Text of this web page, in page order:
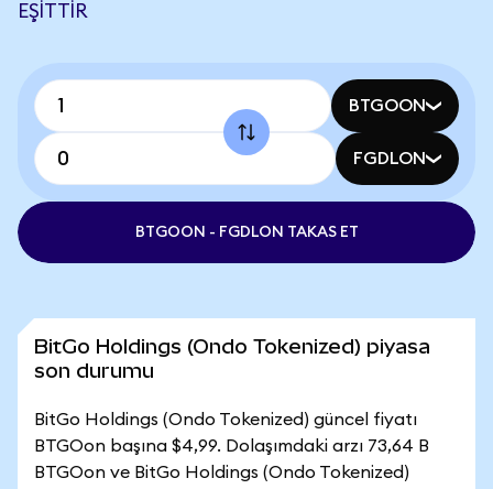
EŞITTIR
BTGOON
FGDLON
BTGOON - FGDLON TAKAS ET
BitGo Holdings (Ondo Tokenized) piyasa
son durumu
BitGo Holdings (Ondo Tokenized) güncel fiyatı
BTGOon başına $4,99. Dolaşımdaki arzı 73,64 B
BTGOon ve BitGo Holdings (Ondo Tokenized)